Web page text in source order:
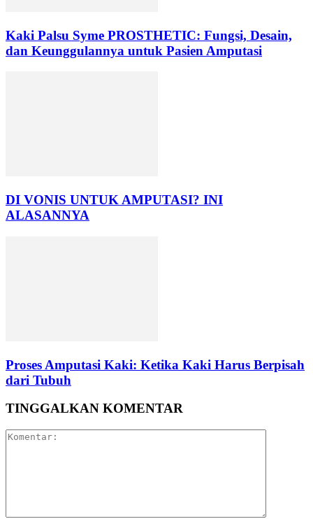
Kaki Palsu Syme PROSTHETIC: Fungsi, Desain,
dan Keunggulannya untuk Pasien Amputasi
DI VONIS UNTUK AMPUTASI? INI
ALASANNYA
Proses Amputasi Kaki: Ketika Kaki Harus Berpisah
dari Tubuh
TINGGALKAN KOMENTAR